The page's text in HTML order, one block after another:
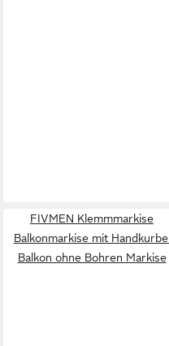
FIVMEN Klemmmarkise
Balkonmarkise mit Handkurbel
Balkon ohne Bohren Markise